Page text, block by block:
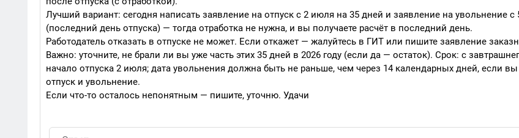
Лучший вариант: сегодня написать заявление на отпуск с 2 июля на 35 дней и заявление на увольнение с
(последний день отпуска) — тогда отработка не нужна, и вы получаете расчёт в последний день.
Работодатель отказать в отпуске не может. Если откажет — жалуйтесь в ГИТ или пишите заявление
Важно: уточните, не брали ли вы уже часть этих 35 дней в 2026 году (если да — остаток). Срок: с
начало отпуска 2 июля; дата увольнения должна быть не раньше, чем через 14 календарных дней, если вы
отпуск и увольнение.
Если что-то осталось непонятным — пишите, уточню. Удачи